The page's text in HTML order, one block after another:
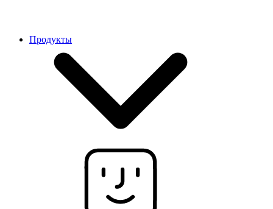
Продукты